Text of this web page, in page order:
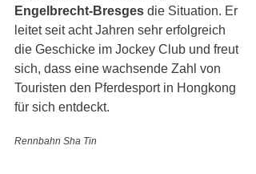
Engelbrecht-Bresges die Situation. Er
leitet seit acht Jahren sehr erfolgreich
die Geschicke im Jockey Club und freut
sich, dass eine wachsende Zahl von
Touristen den Pferdesport in Hongkong
für sich entdeckt.
Rennbahn Sha Tin